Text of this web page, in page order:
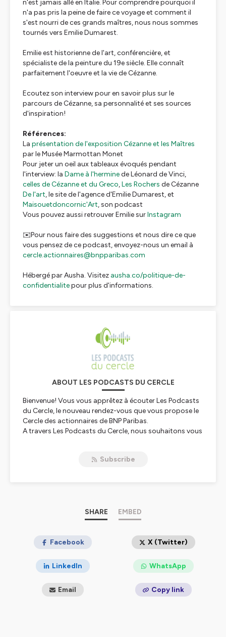
n'est jamais allé en Italie. Pour comprendre pourquoi il
n'a pas pris la peine de faire ce voyage et comment il
s'est nourri de ces grands maîtres, nous nous sommes
tournés vers Emilie Dumarest.
Emilie est historienne de l'art, conférencière, et
spécialiste de la peinture du 19e siècle. Elle connaît
parfaitement l'oeuvre et la vie de Cézanne.
Ecoutez son interview pour en savoir plus sur le
parcours de Cézanne, sa personnalité et ses sources
d'inspiration!
Références:
La présentation de l'exposition Cézanne et les Maîtres
par le Musée Marmottan Monet
Pour jeter un oeil aux tableaux évoqués pendant
l'interview: la Dame à l'herminede Léonard de Vinci,
celles de Cézanne et du Greco,Les Rochers de Cézanne
De l'art, le site de l'agence d'Emilie Dumarest, et
Maisouetdoncornic'Art, son podcast
Vous pouvez aussi retrouver Emilie surInstagram
✉️Pour nous faire des suggestions et nous dire ce que
vous pensez de ce podcast, envoyez-nous un email à
cercle.actionnaires@bnpparibas.com
Hébergé par Ausha. Visitez ausha.co/politique-de-
confidentialitepour plus d'informations.
ABOUT LES PODCASTS DU CERCLE
Bienvenue! Vous vous apprêtez à écouter Les Podcasts
du Cercle, le nouveau rendez-vous que vous propose le
Cercle des actionnaires de BNP Paribas.
A travers Les Podcasts du Cercle, nous souhaitons vous
tous écho aux évènements auxquels nous convions les
derrière le micro, c'est moi, Marine, la voix du Cercle! Ma
mission est simple: lire dans vos pensées et poser les
l'épisode, à notre invité.
Hébergé par Ausha. Visitez
ausha.co/politique-de-
pour plus d'informations.
Subscribe
SHARE EMBED
Facebook X (Twitter)
LinkedIn WhatsApp
Email Copy link